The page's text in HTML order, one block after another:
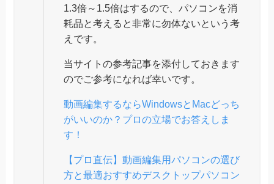
1.3倍～1.5倍はするので、パソコンを消
耗品と考えると非常に勿体ないという考
えです。
当サイトの参考記事を添付しておきます
のでご参考になれば幸いです。
動画編集するならWindowsとMacどっち
がいいのか？プロの立場でお答えしま
す！
【プロ直伝】動画編集用パソコンの選び
方と最適おすすめデスクトップパソコン